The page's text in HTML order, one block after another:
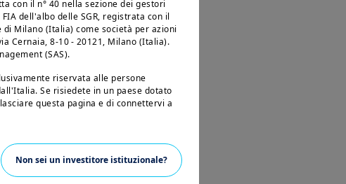
ai
con il n° 40 nella sezione dei gestori
dell'albo delle SGR, registrata con il
Milano (Italia) come società per azioni
Cernaia, 8-10 - 20121, Milano (Italia).
(SAS).
riservata alle persone
Se risiedete in un paese dotato
questa pagina e di connettervi a
legali. Amundi SGR invita tutti gli
le presenti note legali. Il contenuto del
le immagini, i grafici, il design, i
Non sei un investitore istituzionale?